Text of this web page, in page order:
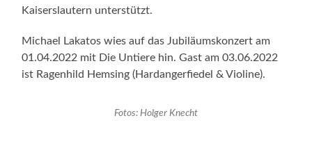
Kaiserslautern unterstützt.
Michael Lakatos wies auf das Jubiläumskonzert am
01.04.2022 mit Die Untiere hin. Gast am 03.06.2022
ist Ragenhild Hemsing (Hardangerfiedel & Violine).
Fotos: Holger Knecht